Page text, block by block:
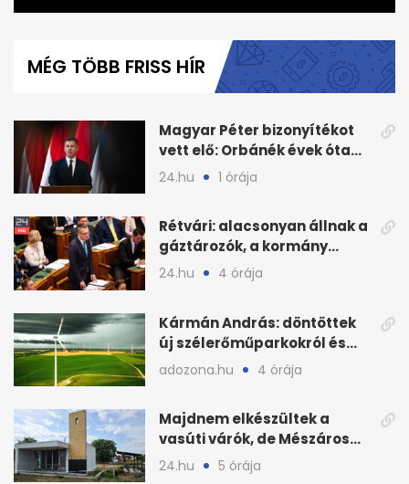
minutes,
MÉG TÖBB FRISS HÍR
Magyar Péter bizonyítékot
vett elő: Orbánék évek óta
tudtak az energiarendszer
összeomlásáról
24.hu 1 órája
Rétvári: alacsonyan állnak a
gáztározók, a kormány
válságról válságra jut
24.hu 4 órája
Kármán András: döntöttek
új szélerőműparkokról és
hálózatfejlesztésről
adozona.hu 4 órája
Majdnem elkészültek a
vasúti várók, de Mészáros
bizalmasa leromboltatja
24.hu 5 órája